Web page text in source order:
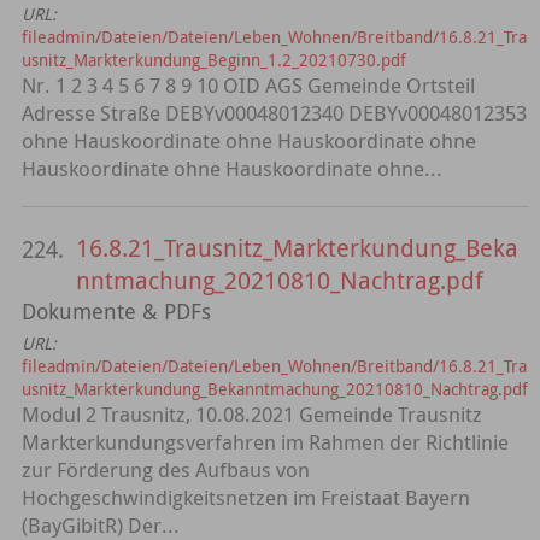
URL:
fileadmin/Dateien/Dateien/Leben_Wohnen/Breitband/16.8.21_Tra
usnitz_Markterkundung_Beginn_1.2_20210730.pdf
Nr. 1 2 3 4 5 6 7 8 9 10 OID AGS Gemeinde Ortsteil
Adresse Straße DEBYv00048012340 DEBYv00048012353
ohne Hauskoordinate ohne Hauskoordinate ohne
Hauskoordinate ohne Hauskoordinate ohne...
224. 16.8.21_Trausnitz_Markterkundung_Beka
nntmachung_20210810_Nachtrag.pdf
Dokumente & PDFs
URL:
fileadmin/Dateien/Dateien/Leben_Wohnen/Breitband/16.8.21_Tra
usnitz_Markterkundung_Bekanntmachung_20210810_Nachtrag.pdf
Modul 2 Trausnitz, 10.08.2021 Gemeinde Trausnitz
Markterkundungsverfahren im Rahmen der Richtlinie
zur Förderung des Aufbaus von
Hochgeschwindigkeitsnetzen im Freistaat Bayern
(BayGibitR) Der...